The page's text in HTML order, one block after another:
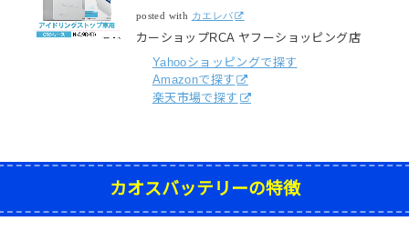
posted with カエレバ
カーショップRCA ヤフーショッピング店
Yahooショッピングで探す
Amazonで探す
楽天市場で探す
カオスバッテリーの特徴